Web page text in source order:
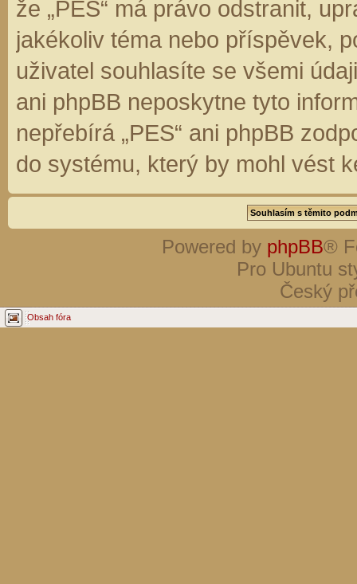
že „PES“ má právo odstranit,
jakékoliv téma nebo příspěvek,
uživatel souhlasíte se všemi
ani phpBB neposkytne tyto
nepřebírá „PES“ ani phpBB
do systému, který by mohl vést
Powered by phpBB®
Pro Ubuntu
Český
Obsah fóra